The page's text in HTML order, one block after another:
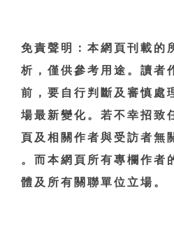
免責聲明：本網頁刊載的
析，僅供參考用途。讀者
前，要自行判斷及審慎處
場最新變化。若不幸招致
頁及相關作者與受訪者無
。而本網頁所有專欄作者
體及所有關聯單位立場。